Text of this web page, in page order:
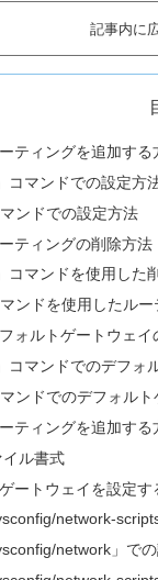
記事内に
ティングを追加する
コマンドでの設定方
マンドでの設定方法
ティングの削除方法
コマンドを使用した
マンドを使用したル
ォルトゲートウェイ
コマンドでのデフォ
マンドでのデフォル
ティングを追加する
ル書式
ートウェイを設定す
network-
network」で